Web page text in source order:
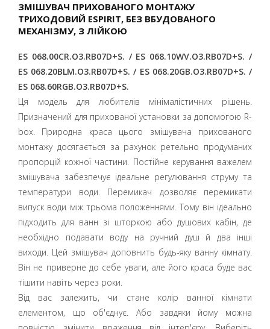
ЗМІШУВАЧ ПРИХОВАНОГО МОНТАЖУ
ТРИХОДОВИЙ ESPIRIT, БЕЗ ВБУДОВАНОГО
МЕХАНІЗМУ, З ЛІЙКОЮ
ES 068.00CR.O3.RB07D+S. / ES 068.10WV.O3.RB07D+S. /
ES 068.20BLM.O3.RB07D+S. / ES 068.20GB.O3.RB07D+S. /
ES 068.60RGB.O3.RB07D+S.
Ця модель для любителів мінімалістичних рішень.
Призначений для прихованої установки за допомогою R-
box. Природна краса цього змішувача прихованого
монтажу досягається за рахунок ретельно продуманих
пропорцій кожної частини. Постійне керування важелем
змішувача забезпечує ідеальне регулювання струму та
температури води. Перемикач дозволяє перемикати
випуск води між трьома положеннями. Тому він ідеально
підходить для ванн зі шторкою або душових кабін, де
необхідно подавати воду на ручний душ й два інші
виходи. Цей змішувач доповнить будь-яку ванну кімнату.
Він не приверне до себе уваги, але його краса буде вас
тішити навіть через роки.
Від вас залежить, чи стане колір ванної кімнати
елементом, що об'єднує. Або завдяки йому можна